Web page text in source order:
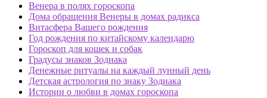
Венера в полях гороскопа
Дома обращения Венеры в домах радикса
Витасфера Вашего рождения
Год рождения по китайскому календарю
Гороскоп для кошек и собак
Градусы знаков Зодиака
Денежные ритуалы на каждый лунный день
Детская астрология по знаку Зодиака
Истории о любви в домах гороскопа